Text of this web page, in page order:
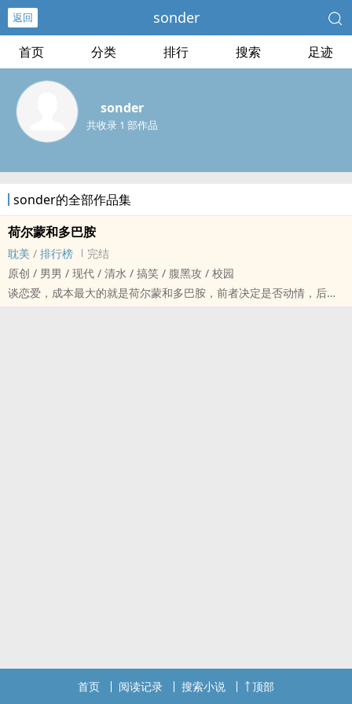
返回 sonder
首页 分类 排行 搜索 足迹
sonder
共收录 1 部作品
sonder的全部作品集
荷尔蒙和多巴胺
耽美 / 排行榜
完结
原创 / 男男 / 现代 / 清水 / 搞笑 / 腹黑攻 / 校园
谈恋爱，成本最大的就是荷尔蒙和多巴胺，前者决定是否动情，后者
首页 阅读记录 搜索小说 顶部